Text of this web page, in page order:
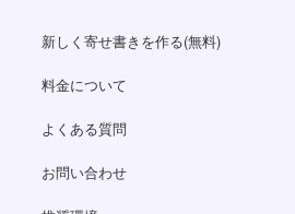
新しく寄せ書きを作る(無料)
料金について
よくある質問
お問い合わせ